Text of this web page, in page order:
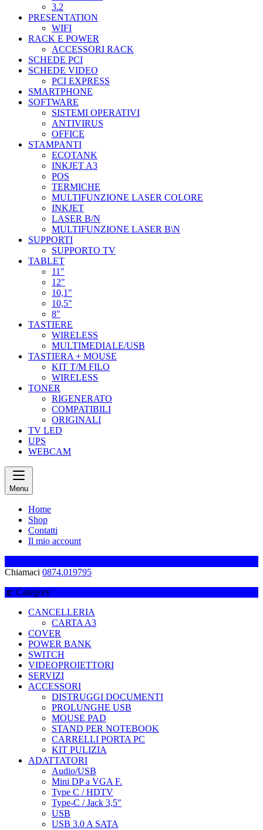
3.2
PRESENTATION
WIFI
RACK E POWER
ACCESSORI RACK
SCHEDE PCI
SCHEDE VIDEO
PCI EXPRESS
SMARTPHONE
SOFTWARE
SISTEMI OPERATIVI
ANTIVIRUS
OFFICE
STAMPANTI
ECOTANK
INKJET A3
POS
TERMICHE
MULTIFUNZIONE LASER COLORE
INKJET
LASER B/N
MULTIFUNZIONE LASER B\N
SUPPORTI
SUPPORTO TV
TABLET
11"
12"
10,1"
10,5"
8"
TASTIERE
WIRELESS
MULTIMEDIALE/USB
TASTIERA + MOUSE
KIT T/M FILO
WIRELESS
TONER
RIGENERATO
COMPATIBILI
ORIGINALI
TV LED
UPS
WEBCAM
Menu
Home
Shop
Contatti
Il mio account
Chiamaci 0874.019795
Category
CANCELLERIA
CARTA A3
COVER
POWER BANK
SWITCH
VIDEOPROIETTORI
SERVIZI
ACCESSORI
DISTRUGGI DOCUMENTI
PROLUNGHE USB
MOUSE PAD
STAND PER NOTEBOOK
CARRELLI PORTA PC
KIT PULIZIA
ADATTATORI
Audio/USB
Mini DP a VGA F.
Type C / HDTV
Type-C / Jack 3,5"
USB
USB 3.0 A SATA